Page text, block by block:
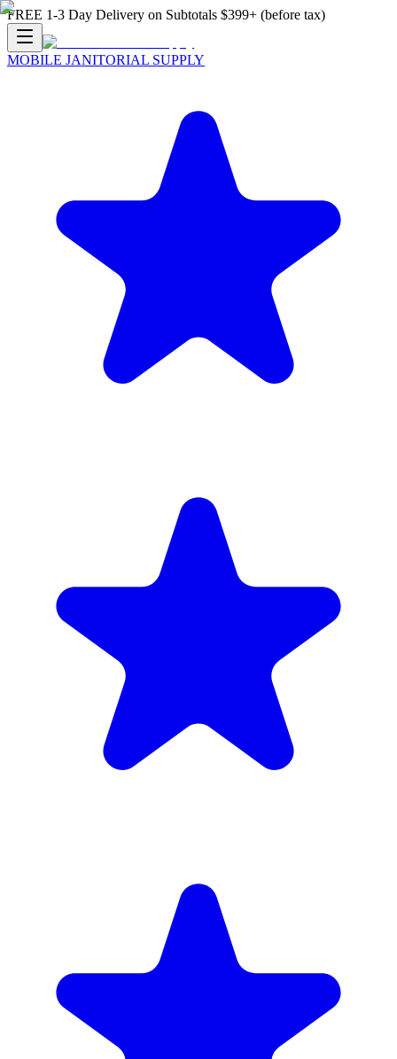
FREE 1-3 Day Delivery on Subtotals $399+ (before tax)
MOBILE JANITORIAL SUPPLY